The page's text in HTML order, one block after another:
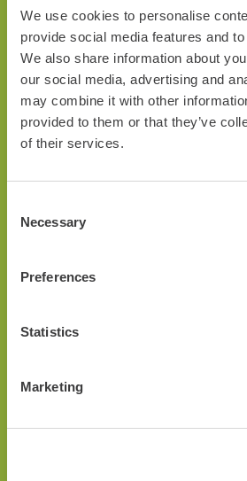
We use cookies to personalise
provide social media features and
We also share information about
our social media, advertising and
may combine it with other
provided to them or that they’ve
of their services.
Selection
Necessary
Preferences
Statistics
Marketing
Interactieve Route
Bij de Veluwe Specialist ga je altijd op
route. Dit kan een klassieke route zijn
interactieve route via de app op je
informatieve variant met highlights of
Bezienswaardigheden in de